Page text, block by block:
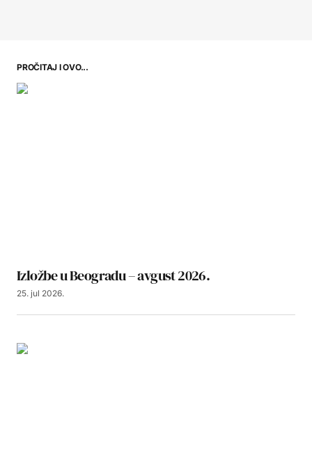
PROČITAJ I OVO...
Izložbe u Beogradu – avgust 2026.
25. jul 2026.